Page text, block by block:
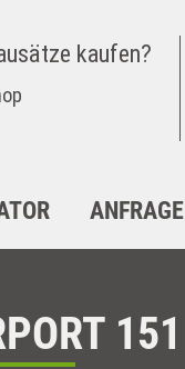
kaufen?
ANFRAGE
151